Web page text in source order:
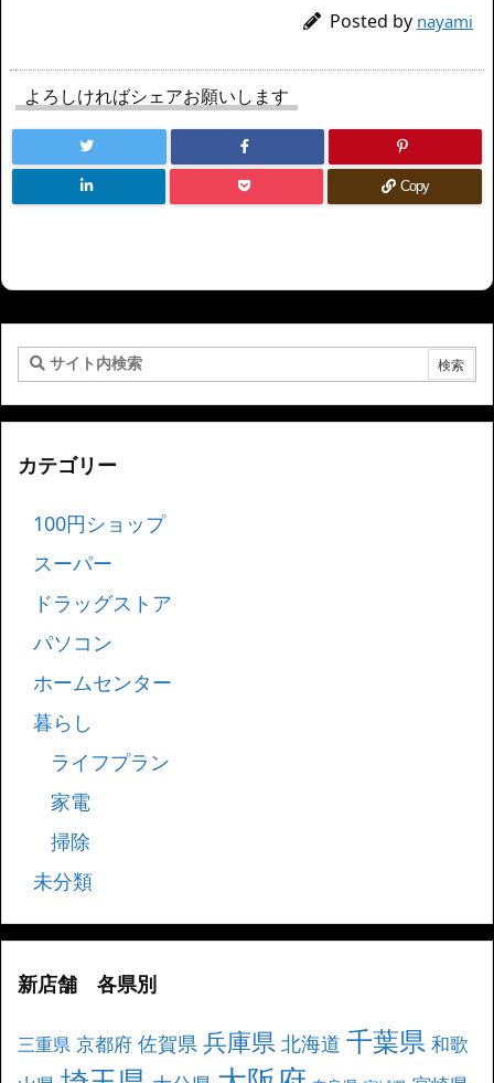
Posted by nayami
よろしければシェアお願いします
Copy
カテゴリー
100円ショップ
スーパー
ドラッグストア
パソコン
ホームセンター
暮らし
ライフプラン
家電
掃除
未分類
新店舗 各県別
三重県 京都府 佐賀県 兵庫県 北海道 千葉県 和歌